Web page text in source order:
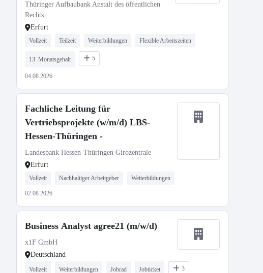
Thüringer Aufbaubank Anstalt des öffentlichen
Rechts
Erfurt
Vollzeit Teilzeit Weiterbildungen Flexible Arbeitszeiten
13. Monatsgehalt 5
04.08.2026
Fachliche Leitung für
Vertriebsprojekte (w/m/d) LBS-
Hessen-Thüringen -
Landesbank Hessen-Thüringen Girozentrale
Erfurt
Vollzeit Nachhaltiger Arbeitgeber Weiterbildungen
02.08.2026
Business Analyst agree21 (m/w/d)
x1F GmbH
Deutschland
Vollzeit Weiterbildungen Jobrad Jobticket 3